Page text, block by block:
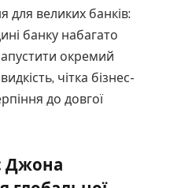
для великих банків:
банку набагато
окремий
чітка бізнес-
до довгої
Джона